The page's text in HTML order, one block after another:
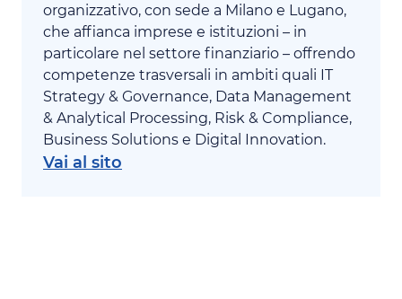
organizzativo, con sede a Milano e Lugano,
che affianca imprese e istituzioni – in
particolare nel settore finanziario – offrendo
competenze trasversali in ambiti quali IT
Strategy & Governance, Data Management
& Analytical Processing, Risk & Compliance,
Business Solutions e Digital Innovation.
Vai al sito